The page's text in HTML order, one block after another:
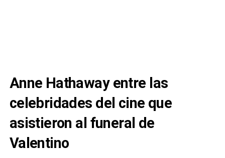
Anne Hathaway entre las
celebridades del cine que
asistieron al funeral de
Valentino